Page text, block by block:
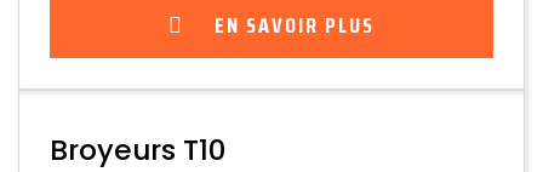
EN SAVOIR PLUS
Broyeurs T10